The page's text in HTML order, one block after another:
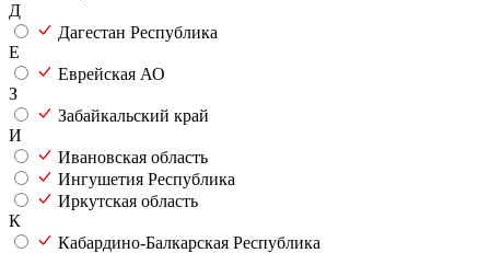
Д
Дагестан Республика
Е
Еврейская АО
З
Забайкальский край
И
Ивановская область
Ингушетия Республика
Иркутская область
К
Кабардино-Балкарская Республика